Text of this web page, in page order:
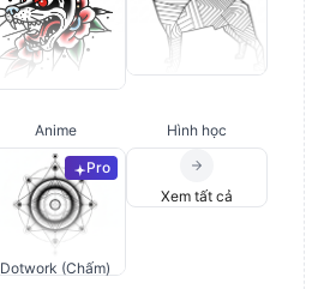
Anime Hình học
Pro
Dotwork (Chấm)
Xem tất cả